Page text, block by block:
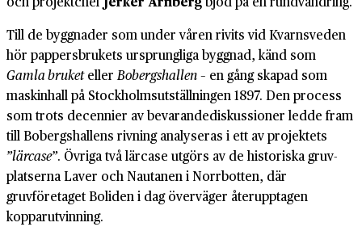
Till de byggnader som under våren rivits vid Kvarnsveden
hör pappers­brukets ursprungliga byggnad, känd som
Gamla bruketellerBobergs­hallen– en gång skapad som
maskinhall på Stockholms­utställningen 1897. Den process
som trots decennier av bevarande­diskussioner ledde fram
till Bobergs­hallens rivning analyseras i ett av projektets
”lärcase”. Övriga två lärcase utgörs av de historiska gruv­
platserna Laver och Nautanen i Norrbotten, där
gruvföretaget Boliden i dag överväger återupptagen
koppar­utvinning.